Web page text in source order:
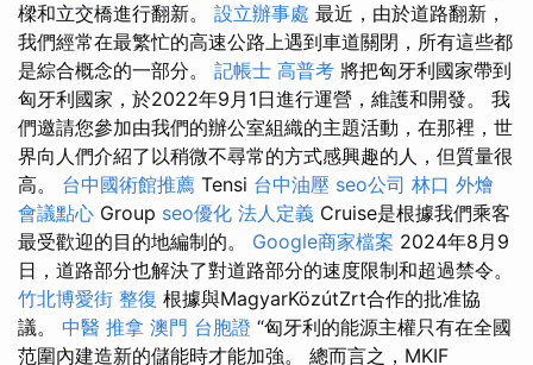
樑和立交橋進行翻新。 設立辦事處 最近，由於道路翻新，
我們經常在最繁忙的高速公路上遇到車道關閉，所有這些都
是綜合概念的一部分。 記帳士 高普考 將把匈牙利國家帶到
匈牙利國家，於2022年9月1日進行運營，維護和開發。 我
們邀請您參加由我們的辦公室組織的主題活動，在那裡，世
界向人們介紹了以稍微不尋常的方式感興趣的人，但質量很
高。 台中國術館推薦 Tensi 台中油壓 seo公司 林口 外燴
會議點心 Group seo優化 法人定義 Cruise是根據我們乘客
最受歡迎的目的地編制的。 Google商家檔案 2024年8月9
日，道路部分也解決了對道路部分的速度限制和超過禁令。
竹北博愛街 整復 根據與MagyarKözútZrt合作的批准協
議。 中醫 推拿 澳門 台胞證 “匈牙利的能源主權只有在全國
范圍內建造新的儲能時才能加強。 總而言之，MKIF